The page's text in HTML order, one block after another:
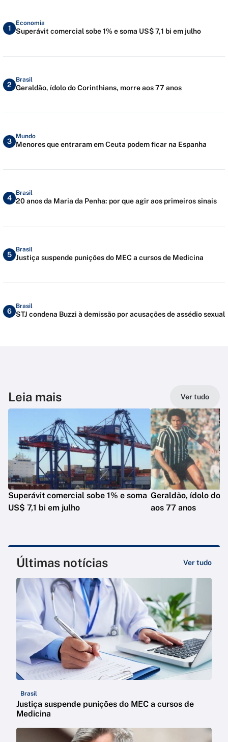
1
Economia
Superávit comercial sobe 1% e soma US$ 7,1 bi em julho
2
Brasil
Geraldão, ídolo do Corinthians, morre aos 77 anos
3
Mundo
Menores que entraram em Ceuta podem ficar na Espanha
4
Brasil
20 anos da Maria da Penha: por que agir aos primeiros sinais
5
Brasil
Justiça suspende punições do MEC a cursos de Medicina
6
Brasil
STJ condena Buzzi à demissão por acusações de assédio sexual
Leia mais Ver tudo
Superávit comercial sobe 1% e soma
US$ 7,1 bi em julho
Geraldão, ídolo do
aos 77 anos
Últimas notícias Ver tudo
Brasil
Justiça suspende punições do MEC a cursos de
Medicina